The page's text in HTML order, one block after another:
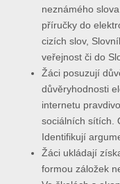
neznámého
příručky do
cizích slov,
veřejnost či do
Žáci posuzují
důvěryhodnosti
internetu
sociálních sítích.
Identifikují
Žáci ukládají
formou záložek